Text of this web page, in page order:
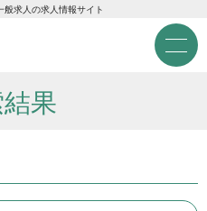
M
e
n
益財団法
般求人の求人情報サイト
果